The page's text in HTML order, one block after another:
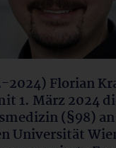
2024) Florian
1. März 2024
(§98)
Universität